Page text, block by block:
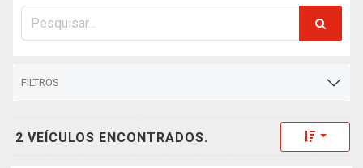
FILTROS
2 VEÍCULOS ENCONTRADOS. Toggle